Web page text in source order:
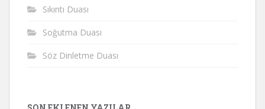
Sıkıntı Duası
Soğutma Duası
Söz Dinletme Duası